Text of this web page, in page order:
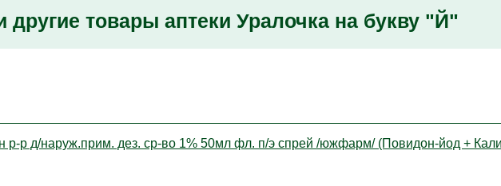
другие товары аптеки Уралочка на букву "Й"
р-р д/наруж.прим. дез. ср-во 1% 50мл фл. п/э спрей /южфарм/ (Повидон-йод +